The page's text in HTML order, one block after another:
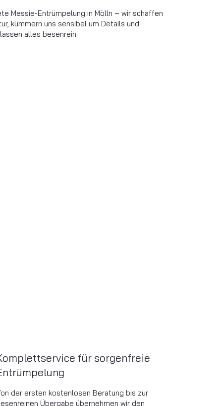
Messie-Entrümpelung in Mölln – wir schaffen
kümmern uns sensibel um Details und
alles besenrein.
für sorgenfreie
der ersten kostenlosen Beratung bis zur
Übergabe übernehmen wir den